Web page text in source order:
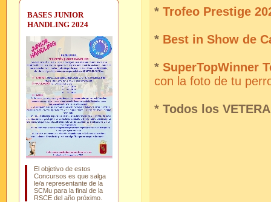
BASES JUNIOR
HANDLING 2024
El objetivo de estos
Concursos es que salga
le/a representante de la
SCMu para la final de la
RSCE del año próximo.
* Trofeo Prestige
* Best in Show de
* SuperTopWinner
con la foto de tu
* Todos los